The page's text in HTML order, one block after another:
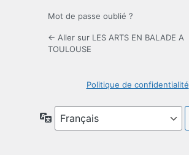
Mot de passe oublié ?
← Aller sur LES ARTS EN BALADE A
TOULOUSE
Politique de confidentialité
Langue